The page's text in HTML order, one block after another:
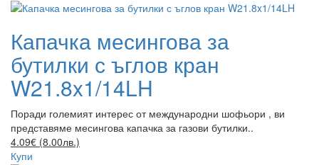
Капачка месингова за
бутилки с ъглов кран
W21.8x1/14LH
Поради големият интерес от международни шофьори , ви
представяме месингова капачка за газови бутилки..
4.09€ (8.00лв.)
Купи